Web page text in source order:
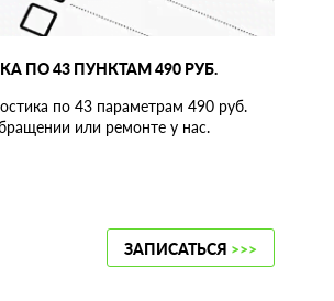
ПО 43 ПУНКТАМ 490 РУБ.
по 43 параметрам 490 руб.
или ремонте у нас.
ЗАПИСАТЬСЯ >>>